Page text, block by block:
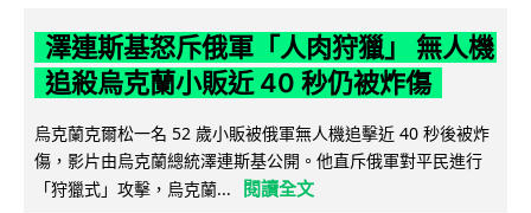
澤連斯基怒斥俄軍「人肉狩獵」 無人機
追殺烏克蘭小販近 40 秒仍被炸傷
烏克蘭克爾松一名 52 歲小販被俄軍無人機追擊近 40 秒後被炸
傷，影片由烏克蘭總統澤連斯基公開。他直斥俄軍對平民進行
「狩獵式」攻擊，烏克蘭...
閱讀全文